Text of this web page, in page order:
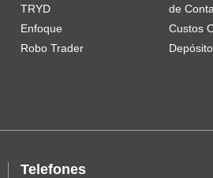
TRYD
Enfoque
Robo Trader
de
Custos
Telefones